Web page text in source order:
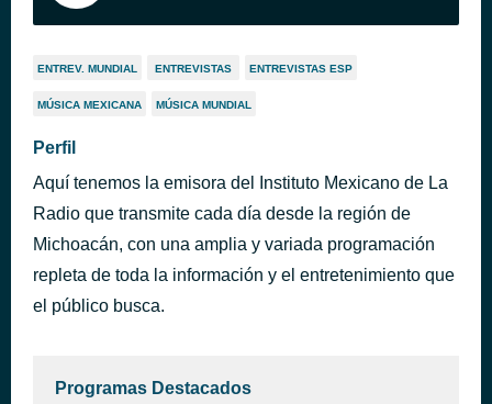
ENTREV. MUNDIAL ENTREVISTAS ENTREVISTAS ESP
MÚSICA MEXICANA MÚSICA MUNDIAL
Perfil
Aquí tenemos la emisora del Instituto Mexicano de La
Radio que transmite cada día desde la región de
Michoacán, con una amplia y variada programación
repleta de toda la información y el entretenimiento que
el público busca.
Programas Destacados